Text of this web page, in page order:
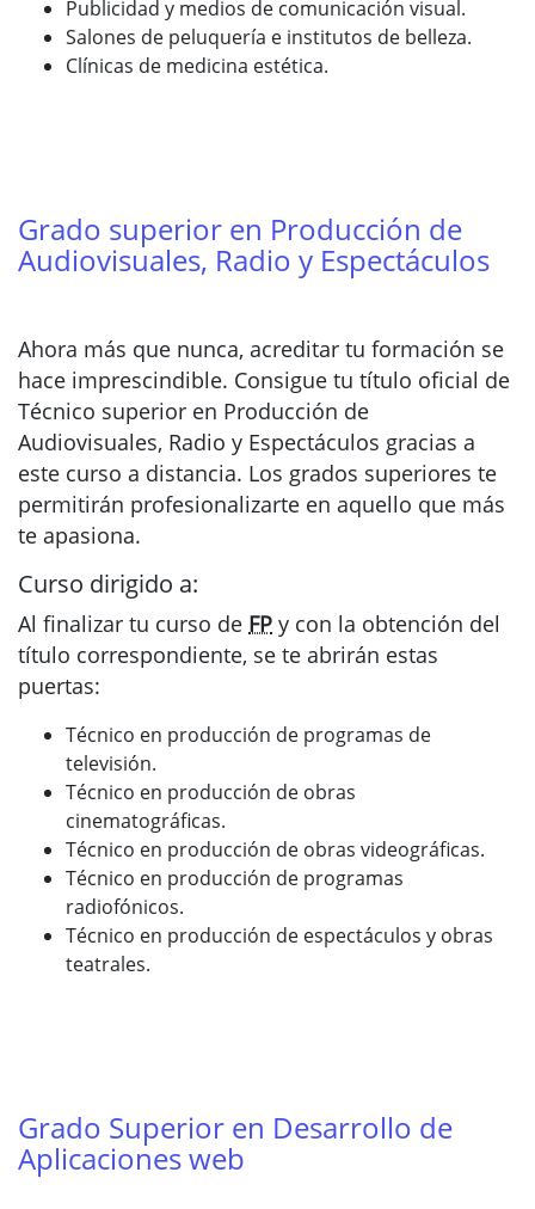
Publicidad y medios de comunicación visual.
Salones de peluquería e institutos de belleza.
Clínicas de medicina estética.
Grado superior en Producción de
Audiovisuales, Radio y Espectáculos
Ahora más que nunca, acreditar tu formación se
hace imprescindible. Consigue tu título oficial de
Técnico superior en Producción de
Audiovisuales, Radio y Espectáculos gracias a
este curso a distancia. Los grados superiores te
permitirán profesionalizarte en aquello que más
te apasiona.
Curso dirigido a:
Al finalizar tu curso de FP y con la obtención del
título correspondiente, se te abrirán estas
puertas:
Técnico en producción de programas de
televisión.
Técnico en producción de obras
cinematográficas.
Técnico en producción de obras videográficas.
Técnico en producción de programas
radiofónicos.
Técnico en producción de espectáculos y obras
teatrales.
Grado Superior en Desarrollo de
Aplicaciones web